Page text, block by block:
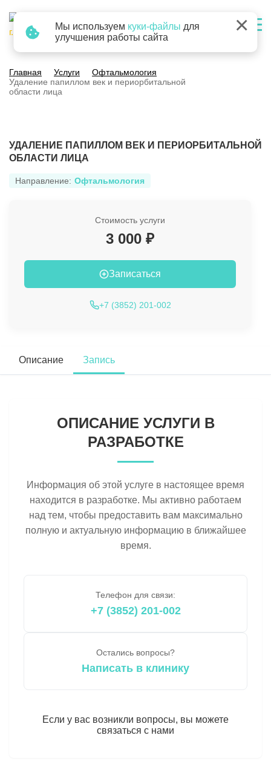
г. Барнаул
Главная Услуги
Офтальмология
Удаление папиллом век и периорбитальной
области лица
УДАЛЕНИЕ ПАПИЛЛОМ ВЕК И ПЕРИОРБИТАЛЬНОЙ
ОБЛАСТИ ЛИЦА
Направление: Офтальмология
Стоимость услуги
3 000 ₽
Записаться
+7 (3852) 201-002
Описание Запись
ОПИСАНИЕ УСЛУГИ В
РАЗРАБОТКЕ
Информация об этой услуге в настоящее время
находится в разработке. Мы активно работаем
над тем, чтобы предоставить вам максимально
полную и актуальную информацию в ближайшее
время.
Телефон для связи:
+7 (3852) 201-002
Остались вопросы?
Написать в клинику
Если у вас возникли вопросы, вы можете
связаться с нами
Мы используем куки-файлы для
улучшения работы сайта
×